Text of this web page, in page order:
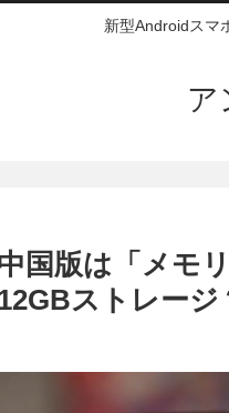
新型Androidスマ
ア
国版は「メモ
ストレージ